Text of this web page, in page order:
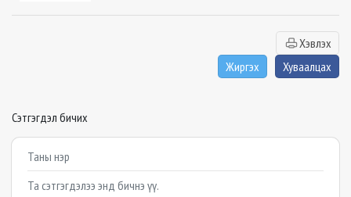
Хэвлэх
Жиргэх
Хуваалцах
Сэтгэгдэл бичих
Example textarea